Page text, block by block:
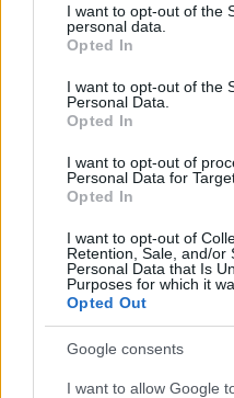
not limited to your visit or
grant or deny consent to
use your data for below
consent section.
I want to opt-out of the
personal data.
Opted In
I want to opt-out of the
Personal Data.
Opted In
I want to opt-out of
Personal Data for
Opted In
I want to opt-out of
Retention, Sale, and/or
Personal Data that Is
Purposes for which it
Opted Out
Google consents
I want to allow Google
„színházesztéta
a Tünet Együttes titka. Jó
magunkat, mielőtt
hajnalig, Varga Vince adja a
A Mesterséges Intelligencia
Tünet Együttes előadásai
bírnak, és céljuk, hogy
problémákra, és
érzelmek közös
szokatlan lehet a
képest, de nagyon